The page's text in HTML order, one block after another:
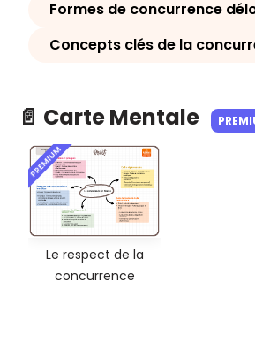
Formes de concurrence
Concepts clés de la
📄 Carte Mentale
PREMIUM
Le respect de la
concurrence